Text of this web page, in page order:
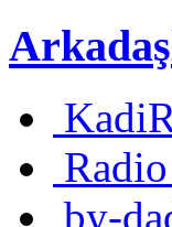
by-